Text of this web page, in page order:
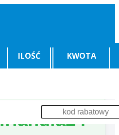
ILOŚĆ KWOTA
Irlandia24